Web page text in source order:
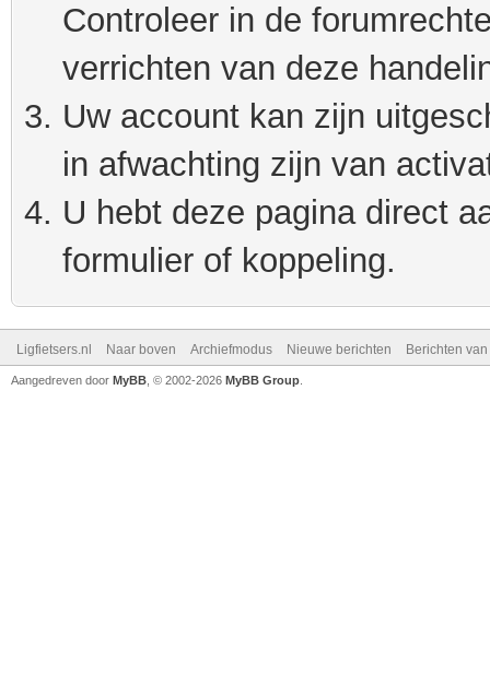
Controleer in de
verrichten van deze
Uw account kan zijn
in afwachting zijn van
U hebt deze pagina direct
formulier of koppeling.
Ligfietsers.nl Naar boven Archiefmodus Nieuwe berichten Berichten
Aangedreven door MyBB , © 2002-2026 MyBB Group